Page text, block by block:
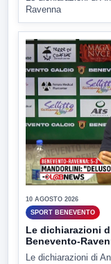
Ravenna
10 AGOSTO 2026
SPORT BENEVENTO
Le dichiarazioni
Benevento-
Le dichiarazioni di